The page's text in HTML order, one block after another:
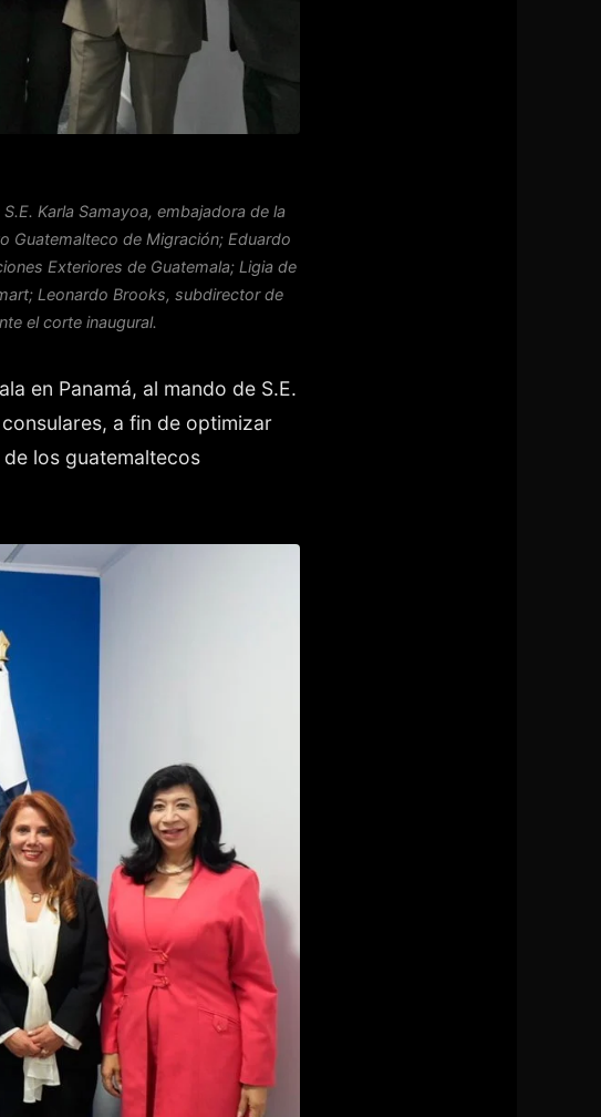
Karla Samayoa, embajadora de la
Guatemalteco de Migración; Eduardo
Exteriores de Guatemala; Ligia de
Leonardo Brooks, subdirector de
el corte inaugural.
en Panamá, al mando de S.E.
a fin de optimizar
los guatemaltecos